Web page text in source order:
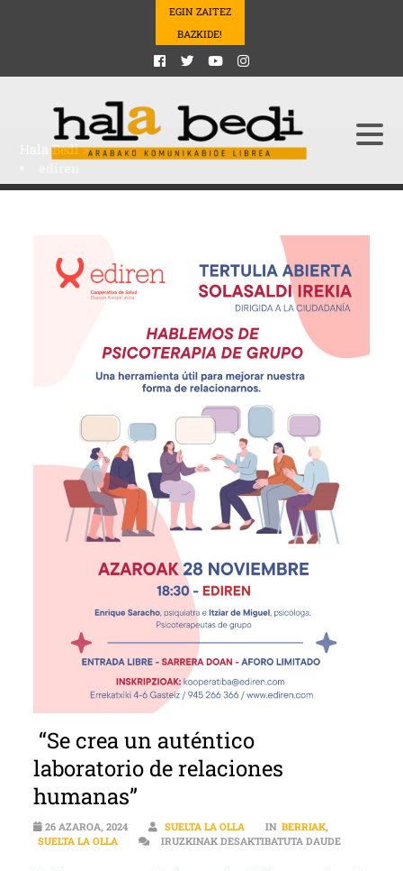
EGIN ZAITEZ
BAZKIDE!
Hala Bedi>
“Se crea un auténtico
laboratorio de relaciones
humanas”
26 AZAROA, 2024 SUELTA LA OLLA IN BERRIAK,
SUELTA LA OLLA
IRUZKINAK DESAKTIBATUTA DAUDE“SE CREA